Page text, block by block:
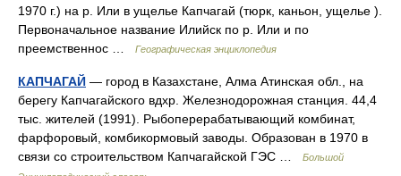
1970 г.) на р. Или в ущелье Капчагай (тюрк, каньон, ущелье ).
Первоначальное название Илийск по р. Или и по
преемственнос …
Географическая энциклопедия
КАПЧАГАЙ — город в Казахстане, Алма Атинская обл., на
берегу Капчагайского вдхр. Железнодорожная станция. 44,4
тыс. жителей (1991). Рыбоперерабатывающий комбинат,
фарфоровый, комбикормовый заводы. Образован в 1970 в
связи со строительством Капчагайской ГЭС …
Большой